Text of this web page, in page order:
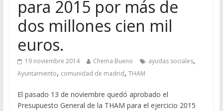
para 2015 por más de
dos millones cien mil
euros.
19 noviembre 2014 Chema Bueno ayudas sociales,
Ayuntamiento, comunidad de madrid, THAM
El pasado 13 de noviembre quedó aprobado el
Presupuesto General de la THAM para el ejercicio 2015